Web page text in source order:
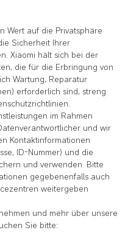
Wert auf die Privatsphäre
Sicherheit Ihrer
Xiaomi hält sich bei der
die für die Erbringung von
Wartung, Reparatur
erforderlich sind, streng
im Rahmen
und wir
Kontaktinformationen
ID-Nummer) und die
und verwenden. Bitte
gegebenenfalls auch
weitergeben
und mehr über unsere
Sie bitte: